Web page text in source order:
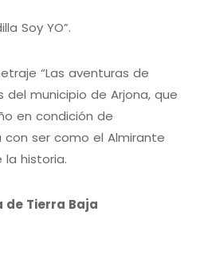
Soy YO”.
“Las aventuras de
del municipio de Arjona, que
en condición de
ser como el Almirante
la historia.
Tierra Baja